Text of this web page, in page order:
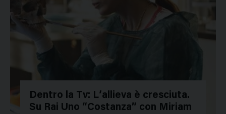
661641
Dentro la Tv: L’allieva è cresciuta.
Su Rai Uno “Costanza” con Miriam